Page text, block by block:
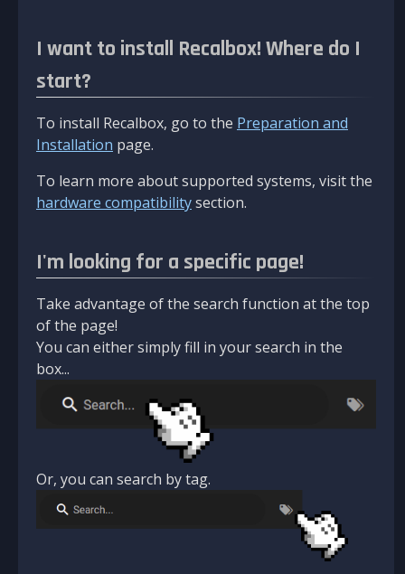
I want to install Recalbox! Where do I
start?
To install Recalbox, go to the Preparation and
Installation page.
To learn more about supported systems, visit the
hardware compatibilitysection.
I'm looking for a specific page!
Take advantage of the search function at the top
of the page!
You can either simply fill in your search in the
box...
Or, you can search by tag.